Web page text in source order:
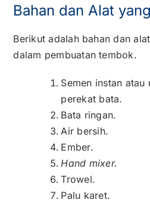
Bahan dan Alat
Berikut adalah bahan dan
dalam pembuatan tembok.
Semen instan atau
perekat bata.
Bata ringan.
Air bersih.
Ember.
Hand mixer.
Trowel.
Palu karet.